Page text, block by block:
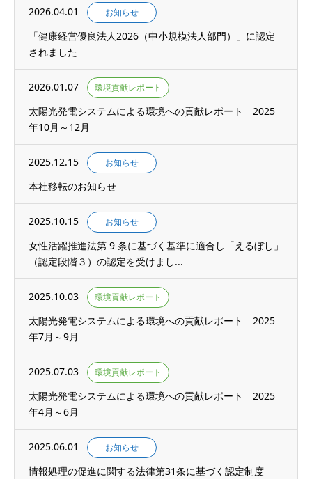
2026.04.01 お知らせ
「健康経営優良法人2026（中小規模法人部門）」に認定
されました
2026.01.07 環境貢献レポート
太陽光発電システムによる環境への貢献レポート 2025
年10月～12月
2025.12.15 お知らせ
本社移転のお知らせ
2025.10.15 お知らせ
女性活躍推進法第 9 条に基づく基準に適合し「えるぼし」
（認定段階３）の認定を受けまし...
2025.10.03 環境貢献レポート
太陽光発電システムによる環境への貢献レポート 2025
年7月～9月
2025.07.03 環境貢献レポート
太陽光発電システムによる環境への貢献レポート 2025
年4月～6月
2025.06.01 お知らせ
情報処理の促進に関する法律第31条に基づく認定制度